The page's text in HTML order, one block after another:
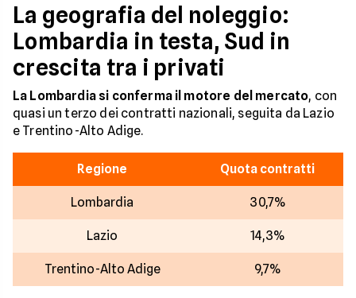
La geografia del noleggio:
Lombardia in testa, Sud in
crescita tra i privati
La Lombardia si conferma il motore del mercato, con
quasi un terzo dei contratti nazionali, seguita da Lazio
e Trentino-Alto Adige.
Regione Quota contratti
Lombardia 30,7%
Lazio 14,3%
Trentino-Alto Adige 9,7%